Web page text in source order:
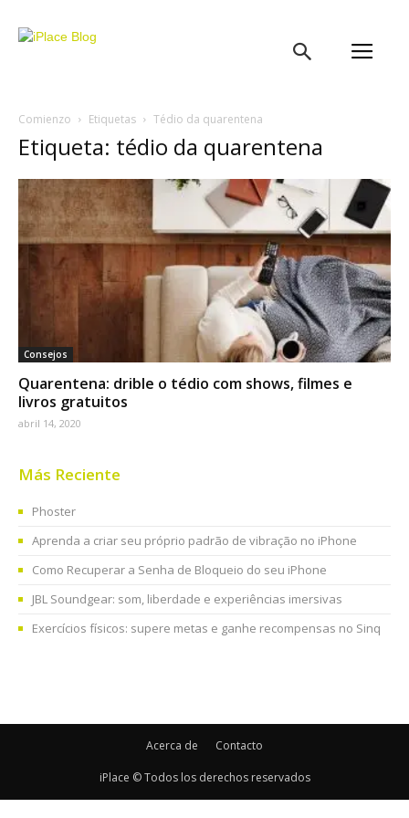
Comienzo Etiquetas Tédio da quarentena
Etiqueta: tédio da quarentena
Consejos
Quarentena: drible o tédio com shows, filmes e
livros gratuitos
abril 14, 2020
Más Reciente
Phoster
Aprenda a criar seu próprio padrão de vibração no iPhone
Como Recuperar a Senha de Bloqueio do seu iPhone
JBL Soundgear: som, liberdade e experiências imersivas
Exercícios físicos: supere metas e ganhe recompensas no Sinq
Acerca de Contacto
iPlace © Todos los derechos reservados